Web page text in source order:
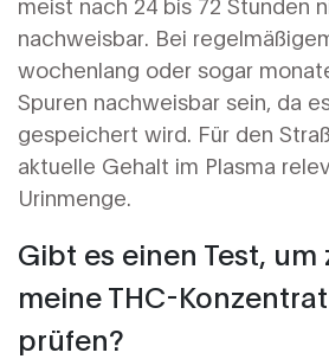
nachweisbar. Bei
wochenlang oder sogar
Spuren nachweisbar sein, da
gespeichert wird. Für den
aktuelle Gehalt im Plasma
Urinmenge.
Gibt es einen Test, um
meine THC-
prüfen?